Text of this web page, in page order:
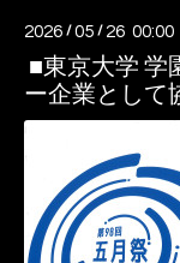
2026 /05 / 26 00:00
■東京大学 学
ー企業として